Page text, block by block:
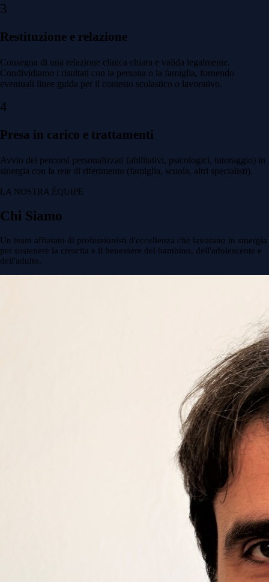
3
Restituzione e relazione
Consegna di una relazione clinica chiara e valida legalmente.
Condividiamo i risultati con la persona o la famiglia, fornendo
eventuali linee guida per il contesto scolastico o lavorativo.
4
Presa in carico e trattamenti
Avvio dei percorsi personalizzati (abilitativi, psicologici, tutoraggio) in
sinergia con la rete di riferimento (famiglia, scuola, altri specialisti).
LA NOSTRA ÉQUIPE
Chi Siamo
Un team affiatato di professionisti d'eccellenza che lavorano in sinergia
per sostenere la crescita e il benessere del bambino, dell'adolescente e
dell'adulto.